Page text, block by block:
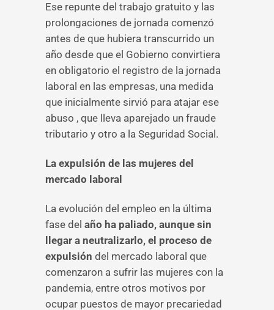
Ese repunte del trabajo gratuito y las
prolongaciones de jornada comenzó
antes de que hubiera transcurrido un
año desde que el Gobierno convirtiera
en obligatorio el registro de la jornada
laboral en las empresas, una medida
que inicialmente sirvió para atajar ese
abuso , que lleva aparejado un fraude
tributario y otro a la Seguridad Social.
La expulsión de las mujeres del
mercado laboral
La evolución del empleo en la última
fase del año ha paliado, aunque sin
llegar a neutralizarlo, el proceso de
expulsión del mercado laboral que
comenzaron a sufrir las mujeres con la
pandemia, entre otros motivos por
ocupar puestos de mayor precariedad